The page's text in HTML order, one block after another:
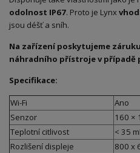
odolnost IP67. Proto je Lynx
jsou déšť a sníh.
Na zařízení poskytujeme
náhradního přístroje v případě
Specifikace:
Wi-Fi
Ano
Senzor
160 ×
Teplotní citlivost
< 35
Rozlišení displeje
800 x